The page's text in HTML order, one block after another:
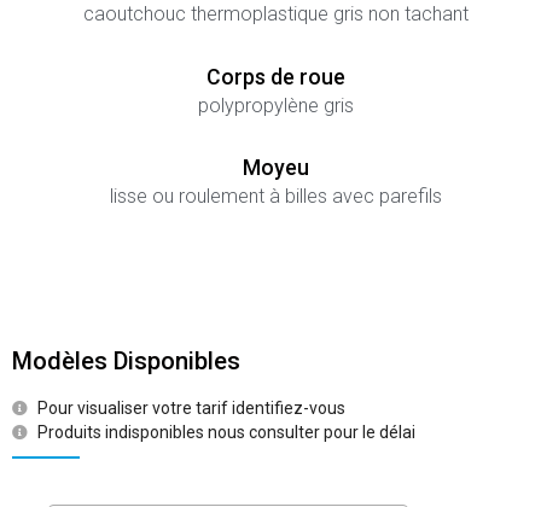
caoutchouc thermoplastique gris non tachant
Corps de roue
polypropylène gris
Moyeu
lisse ou roulement à billes avec parefils
Modèles Disponibles
Pour visualiser votre tarif identifiez-vous
Produits indisponibles nous consulter pour le délai